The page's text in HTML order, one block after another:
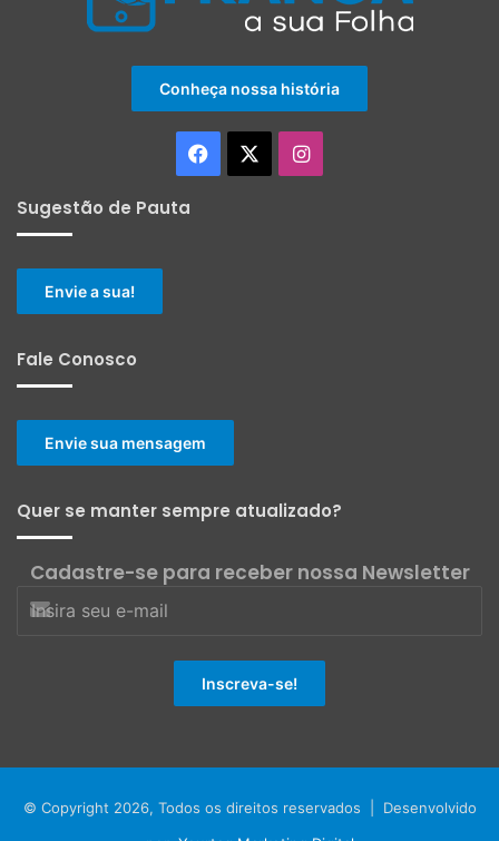
Conheça nossa história
Facebook Instagram
Sugestão de Pauta
Envie a sua!
Fale Conosco
Envie sua mensagem
Quer se manter sempre atualizado?
Cadastre-se para receber nossa Newsletter
© Copyright 2026, Todos os direitos reservados | Desenvolvido